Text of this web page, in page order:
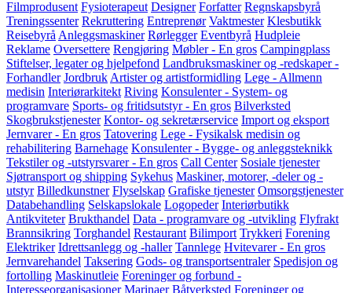
Filmprodusent Fysioterapeut Designer Forfatter Regnskapsbyrå
Treningssenter Rekruttering Entreprenør Vaktmester Klesbutikk
Reisebyrå Anleggsmaskiner Rørlegger Eventbyrå Hudpleie
Reklame Oversettere Rengjøring Møbler - En gros Campingplass
Stiftelser, legater og hjelpefond Landbruksmaskiner og -redskaper -
Forhandler Jordbruk Artister og artistformidling Lege - Allmenn
medisin Interiørarkitekt Riving Konsulenter - System- og
programvare Sports- og fritidsutstyr - En gros Bilverksted
Skogbrukstjenester Kontor- og sekretærservice Import og eksport
Jernvarer - En gros Tatovering Lege - Fysikalsk medisin og
rehabilitering Barnehage Konsulenter - Bygge- og anleggsteknikk
Tekstiler og -utstyrsvarer - En gros Call Center Sosiale tjenester
Sjøtransport og shipping Sykehus Maskiner, motorer, -deler og -
utstyr Billedkunstner Flyselskap Grafiske tjenester Omsorgstjenester
Databehandling Selskapslokale Logopeder Interiørbutikk
Antikviteter Brukthandel Data - programvare og -utvikling Flyfrakt
Brannsikring Torghandel Restaurant Bilimport Trykkeri Forening
Elektriker Idrettsanlegg og -haller Tannlege Hvitevarer - En gros
Jernvarehandel Taksering Gods- og transportsentraler Spedisjon og
fortolling Maskinutleie Foreninger og forbund -
Interesseorganisasjoner Marinaer Båtverksted Foreninger og